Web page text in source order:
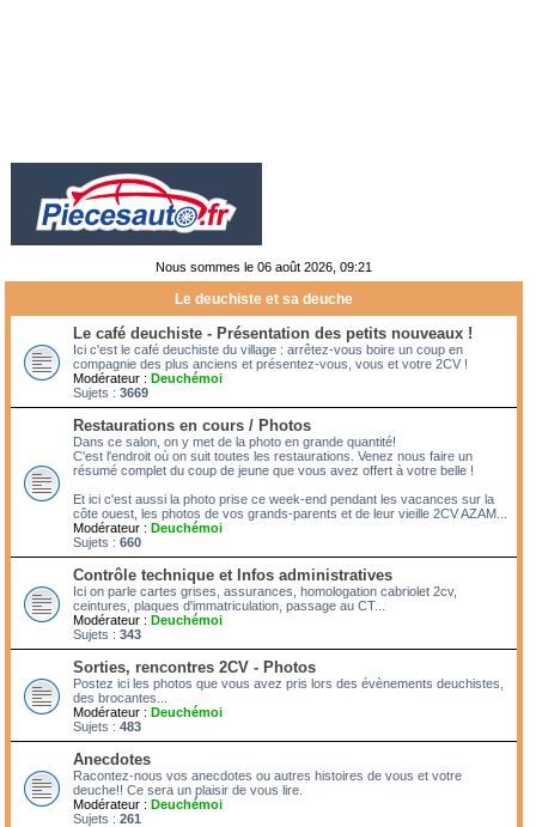
Nous sommes le 06 août 2026, 09:21
Le deuchiste et sa deuche
Le café deuchiste - Présentation des petits nouveaux !
Ici c'est le café deuchiste du village : arrêtez-vous boire un coup en
compagnie des plus anciens et présentez-vous, vous et votre 2CV !
Modérateur : Deuchémoi
Sujets : 3669
Restaurations en cours / Photos
Dans ce salon, on y met de la photo en grande quantité!
C'est l'endroit où on suit toutes les restaurations. Venez nous faire un
résumé complet du coup de jeune que vous avez offert à votre belle !
Et ici c'est aussi la photo prise ce week-end pendant les vacances sur la
côte ouest, les photos de vos grands-parents et de leur vieille 2CV AZAM...
Modérateur : Deuchémoi
Sujets : 660
Contrôle technique et Infos administratives
Ici on parle cartes grises, assurances, homologation cabriolet 2cv,
ceintures, plaques d'immatriculation, passage au CT...
Modérateur : Deuchémoi
Sujets : 343
Sorties, rencontres 2CV - Photos
Postez ici les photos que vous avez pris lors des évènements deuchistes,
des brocantes...
Modérateur : Deuchémoi
Sujets : 483
Anecdotes
Racontez-nous vos anecdotes ou autres histoires de vous et votre
deuche!! Ce sera un plaisir de vous lire.
Modérateur : Deuchémoi
Sujets : 261